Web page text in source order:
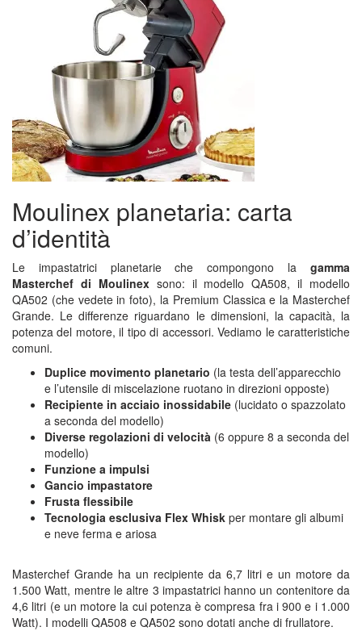
Moulinex planetaria: carta
d’identità
Le impastatrici planetarie che compongono la gamma
Masterchef di Moulinexsono: il modello QA508, il modello
QA502 (che vedete in foto), la Premium Classica e la Masterchef
Grande. Le differenze riguardano le dimensioni, la capacità, la
potenza del motore, il tipo di accessori. Vediamo le caratteristiche
comuni.
Duplice movimento planetario (la testa dell’apparecchio
e l’utensile di miscelazione ruotano in direzioni opposte)
Recipiente in acciaio inossidabile (lucidato o spazzolato
a seconda del modello)
Diverse regolazioni di velocità (6 oppure 8 a seconda del
modello)
Funzione a impulsi
Gancio impastatore
Frusta flessibile
Tecnologia esclusiva Flex Whisk per montare gli albumi
e neve ferma e ariosa
Masterchef Grande ha un recipiente da 6,7 litri e un motore da
1.500 Watt, mentre le altre 3 impastatrici hanno un contenitore da
4,6 litri (e un motore la cui potenza è compresa fra i 900 e i 1.000
Watt). I modelli QA508 e QA502 sono dotati anche di frullatore.